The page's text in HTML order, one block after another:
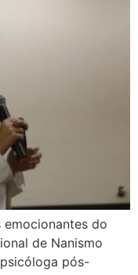
emocionantes do
de Nanismo
pós-